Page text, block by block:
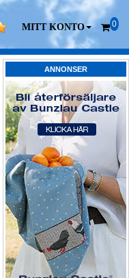
MITT KONTO 0
ANNONSER